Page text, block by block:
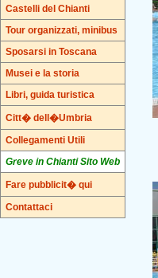
Castelli del Chianti
Tour organizzati, minibus
Sposarsi in Toscana
Musei e la storia
Libri, guida turistica
Citt� dell�Umbria
Collegamenti Utili
Greve in Chianti Sito Web
Fare pubblicit� qui
Contattaci